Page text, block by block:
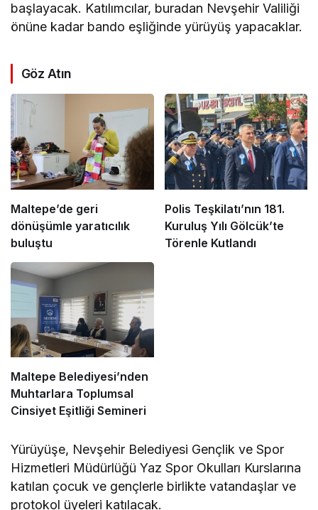
başlayacak. Katılımcılar, buradan Nevşehir Valiliği
önüne kadar bando eşliğinde yürüyüş yapacaklar.
Göz Atın
Maltepe’de geri
dönüşümle yaratıcılık
buluştu
Polis Teşkilatı’nın 181.
Kuruluş Yılı Gölcük’te
Törenle Kutlandı
Maltepe Belediyesi’nden
Muhtarlara Toplumsal
Cinsiyet Eşitliği Semineri
Yürüyüşe, Nevşehir Belediyesi Gençlik ve Spor
Hizmetleri Müdürlüğü Yaz Spor Okulları Kurslarına
katılan çocuk ve gençlerle birlikte vatandaşlar ve
protokol üyeleri katılacak.